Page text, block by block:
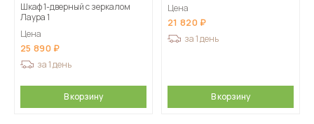
Шкаф 1-дверный с зеркалом
Лаура 1
Цена
25 890
за 1 день
В корзину
Цена
21 820
за 1 день
В корзину